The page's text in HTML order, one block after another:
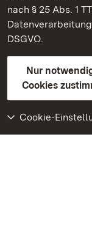
nach § 25 Abs. 1
DSGVO.
Nur
Cookies
Cookie-
Staatliche
Kontakt
Gebärdensprache
Erklärung zur
BITV-konform
Weiteres